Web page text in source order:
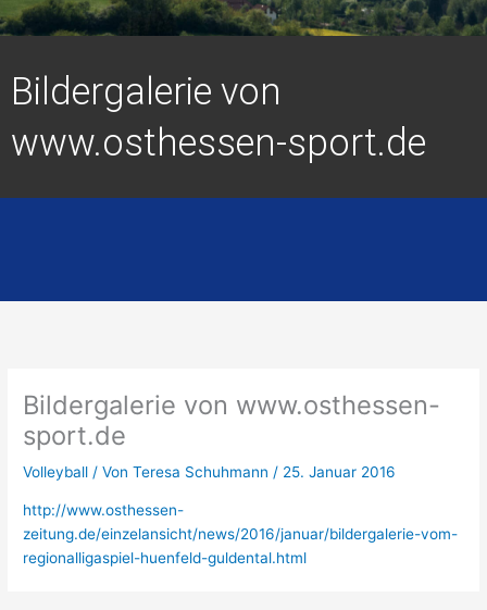
Bildergalerie von
www.osthessen-sport.de
Bildergalerie von www.osthessen-
sport.de
Volleyball / VonTeresa Schuhmann/ 25. Januar 2016
http://www.osthessen-
zeitung.de/einzelansicht/news/2016/januar/bildergalerie-vom-
regionalligaspiel-huenfeld-guldental.html